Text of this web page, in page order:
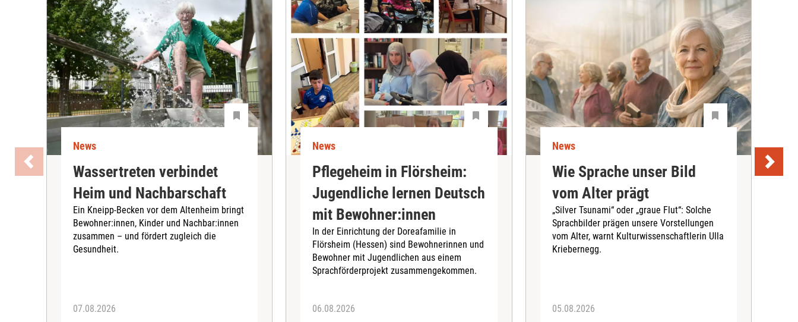
News
Wassertreten verbindet
Heim und Nachbarschaft
Ein Kneipp-Becken vor dem Altenheim bringt
Bewohner:innen, Kinder und Nachbar:innen
zusammen – und fördert zugleich die
Gesundheit.
07.08.2026
News
Pflegeheim in Flörsheim:
Jugendliche lernen Deutsch
mit Bewohner:innen
In der Einrichtung der Doreafamilie in
Flörsheim (Hessen) sind Bewohnerinnen und
Bewohner mit Jugendlichen aus einem
Sprachförderprojekt zusammengekommen.
06.08.2026
News
Wie Sprache unser Bild
vom Alter prägt
„Silver Tsunami“ oder „graue Flut“: Solche
Sprachbilder prägen unsere Vorstellungen
vom Alter, warnt Kulturwissenschaftlerin Ulla
Kriebernegg.
05.08.2026